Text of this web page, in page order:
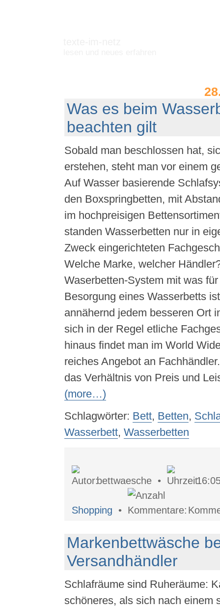
Was es beim
beachten gilt
Sobald man beschlossen hat,
erstehen, steht man vor einem
Auf Wasser basierende
den Boxspringbetten, mit
im hochpreisigen
standen Wasserbetten nur in
Zweck eingerichteten
Welche Marke, welcher
Waserbetten-System mit was
Besorgung eines Wasserbetts
annähernd jedem besseren Ort
sich in der Regel etliche
hinaus findet man im World
reiches Angebot an
das Verhältnis von Preis und
(more…)
Schlagwörter: Bett, Betten,
Wasserbett, Wasserbetten
bettwaesche •
Shopping •
Markenbettwäsche
Versandhändler
Schlafräume sind Ruheräume:
schöneres, als sich nach einem